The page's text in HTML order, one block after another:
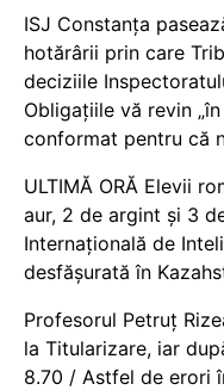
ISJ Constanța
hotărârii prin care
deciziile
Obligațiile vă revin
conformat pentru că
ULTIMĂ ORĂ Elevii
aur, 2 de argint și 3
Internațională de
desfășurată în
Profesorul Petruț
la Titularizare, iar
8.70 / Astfel de erori